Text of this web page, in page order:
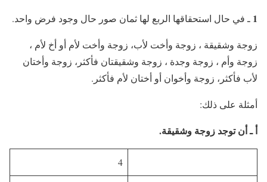
1 ـ في حال استحقاقها الربع لها ثمان صور حال وجود فرض واحد.
زوجة وشقيقة ، زوجة وأخت لأب، زوجة وأخت لأم أو أخ لأم ،
زوجة وأم ، زوجة وجدة ، زوجة وشقيقتان فأكثر، زوجة وأختان
لأب فأكثر، زوجة وأخوان أو أختان لأم فأكثر.
أمثلة على ذلك:
أ ـ أن توجد زوجة وشقيقة.
4